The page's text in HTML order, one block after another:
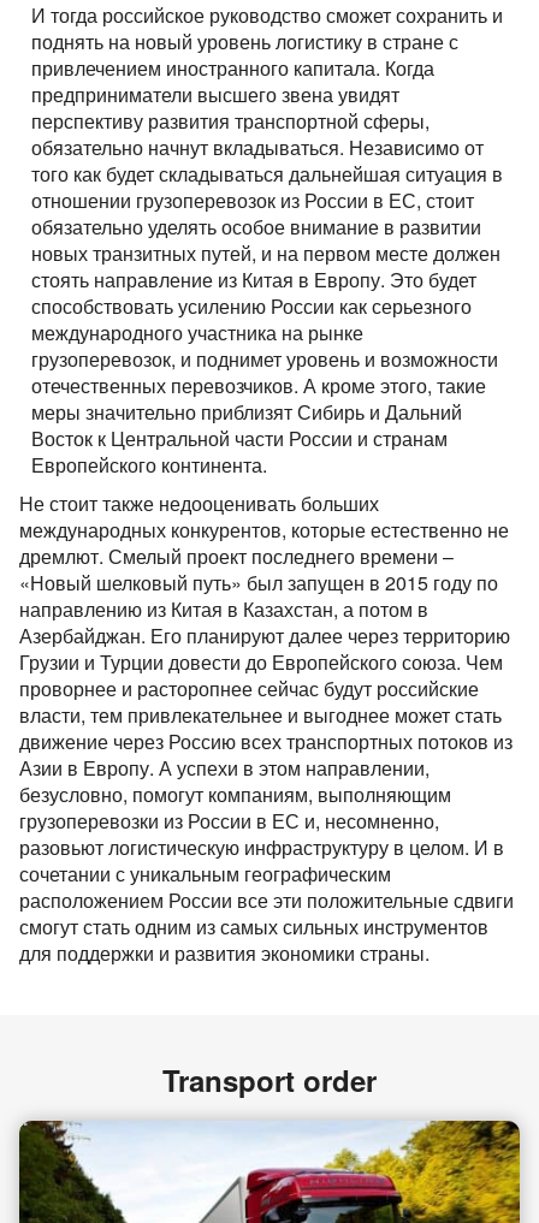
И тогда российское руководство сможет сохранить и
поднять на новый уровень логистику в стране с
привлечением иностранного капитала. Когда
предприниматели высшего звена увидят
перспективу развития транспортной сферы,
обязательно начнут вкладываться. Независимо от
того как будет складываться дальнейшая ситуация в
отношении грузоперевозок из России в ЕС, стоит
обязательно уделять особое внимание в развитии
новых транзитных путей, и на первом месте должен
стоять направление из Китая в Европу. Это будет
способствовать усилению России как серьезного
международного участника на рынке
грузоперевозок, и поднимет уровень и возможности
отечественных перевозчиков. А кроме этого, такие
меры значительно приблизят Сибирь и Дальний
Восток к Центральной части России и странам
Европейского континента.
Не стоит также недооценивать больших
международных конкурентов, которые естественно не
дремлют. Смелый проект последнего времени –
«Новый шелковый путь» был запущен в 2015 году по
направлению из Китая в Казахстан, а потом в
Азербайджан. Его планируют далее через территорию
Грузии и Турции довести до Европейского союза. Чем
проворнее и расторопнее сейчас будут российские
власти, тем привлекательнее и выгоднее может стать
движение через Россию всех транспортных потоков из
Азии в Европу. А успехи в этом направлении,
безусловно, помогут компаниям, выполняющим
грузоперевозки из России в ЕС и, несомненно,
разовьют логистическую инфраструктуру в целом. И в
сочетании с уникальным географическим
расположением России все эти положительные сдвиги
смогут стать одним из самых сильных инструментов
для поддержки и развития экономики страны.
Transport order